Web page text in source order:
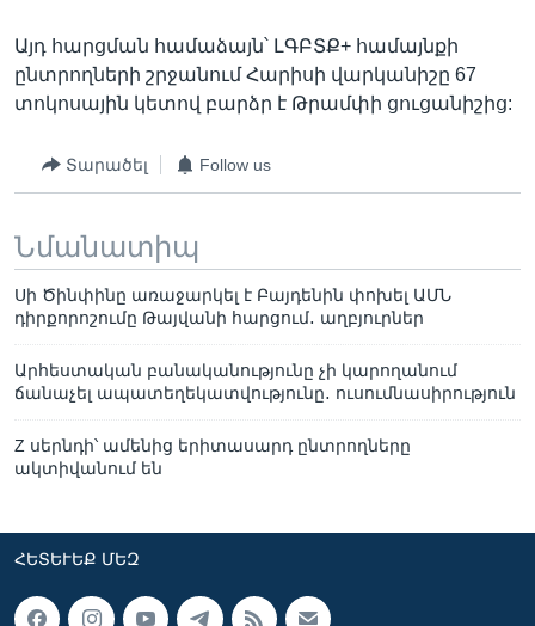
Այդ հարցման համաձայն՝ ԼԳԲՏՔ+ համայնքի
ընտրողների շրջանում Հարիսի վարկանիշը 67
տոկոսային կետով բարձր է Թրամփի ցուցանիշից:
Տարածել Follow us
Նմանատիպ
Սի Ծինփինը առաջարկել է Բայդենին փոխել ԱՄՆ
դիրքորոշումը Թայվանի հարցում․ աղբյուրներ
Արհեստական բանականությունը չի կարողանում
ճանաչել ապատեղեկատվությունը․ ուսումնասիրություն
Z սերնդի՝ ամենից երիտասարդ ընտրողները
ակտիվանում են
ՀԵՏԵՒԵՔ ՄԵԶ